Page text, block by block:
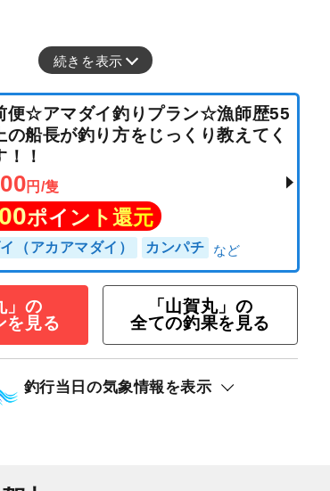
続きを表示
前便☆アマダイ釣りプラン☆漁師歴55
上の船長が釣り方をじっくり教えてく
す！！
」の
を見る
「山賀丸」の
全ての釣果を見る
釣行当日の気象情報を表示